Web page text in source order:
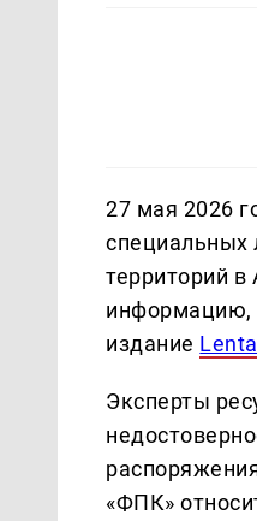
27 мая 2026
специальных
территорий
информацию,
издание
Эксперты
«ФПК»